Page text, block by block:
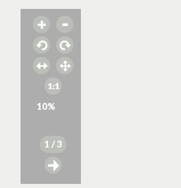
10%
1 / 3